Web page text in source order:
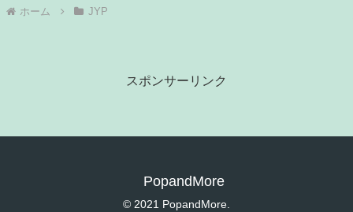
ホーム JYP
スポンサーリンク
PopandMore
© 2021 PopandMore.